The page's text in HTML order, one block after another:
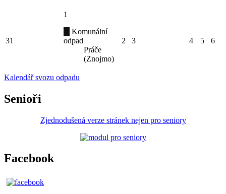
31
1
Komunální
odpad
Práče
(Znojmo)
2 3 4 5 6
Kalendář svozu odpadu
Senioři
Zjednodušená verze stránek nejen pro seniory
Facebook